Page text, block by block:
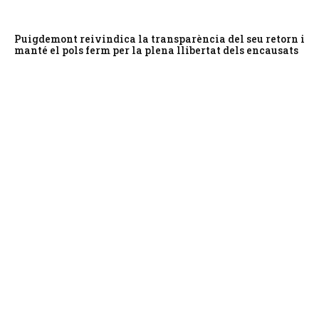
Puigdemont reivindica la transparència del seu retorn i
manté el pols ferm per la plena llibertat dels encausats